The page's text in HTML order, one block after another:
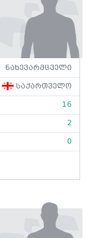
ნახევარმცველი
საქართველო
16
2
0